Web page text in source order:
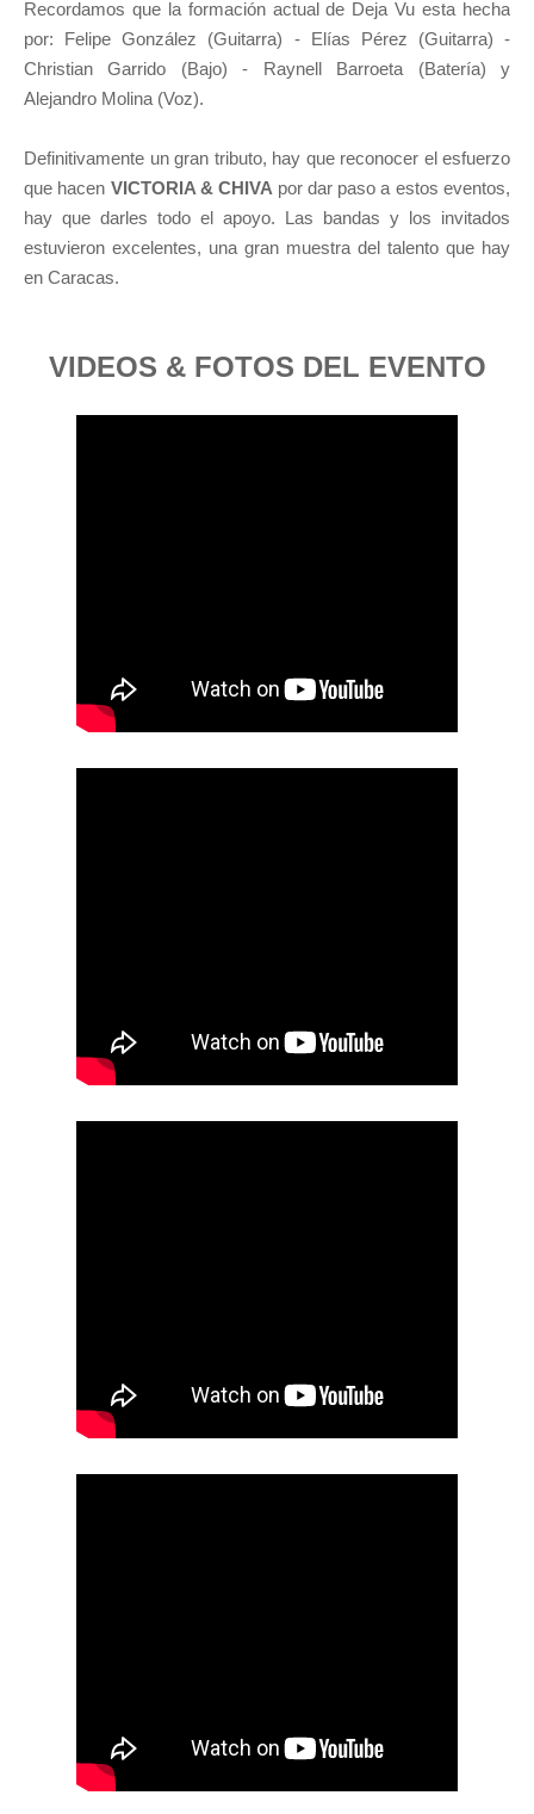
Recordamos que la formación actual de Deja Vu esta hecha
por: Felipe González (Guitarra) - Elías Pérez (Guitarra) -
Christian Garrido (Bajo) - Raynell Barroeta (Batería) y
Alejandro Molina (Voz).
Definitivamente un gran tributo, hay que reconocer el esfuerzo
que hacen VICTORIA & CHIVA por dar paso a estos eventos,
hay que darles todo el apoyo. Las bandas y los invitados
estuvieron excelentes, una gran muestra del talento que hay
en Caracas.
VIDEOS & FOTOS DEL EVENTO